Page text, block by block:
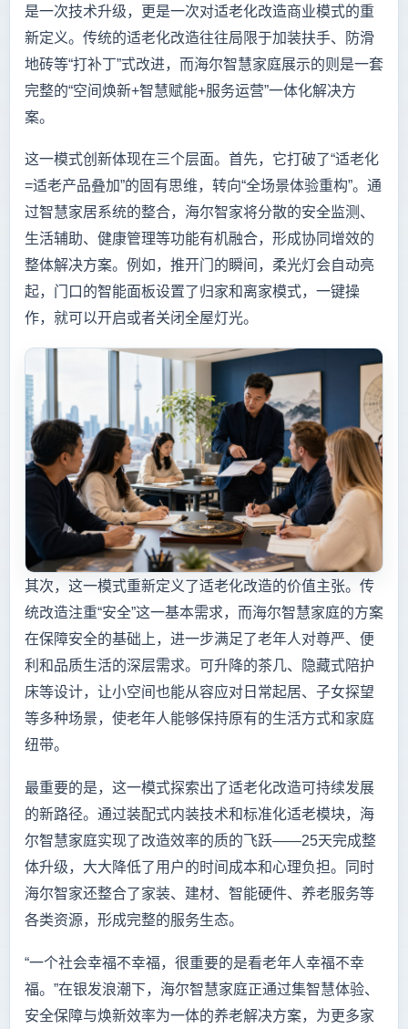
是一次技术升级，更是一次对适老化改造商业模式的重
新定义。传统的适老化改造往往局限于加装扶手、防滑
地砖等“打补丁”式改进，而海尔智慧家庭展示的则是一套
完整的“空间焕新+智慧赋能+服务运营”一体化解决方
案。
这一模式创新体现在三个层面。首先，它打破了“适老化
=适老产品叠加”的固有思维，转向“全场景体验重构”。通
过智慧家居系统的整合，海尔智家将分散的安全监测、
生活辅助、健康管理等功能有机融合，形成协同增效的
整体解决方案。例如，推开门的瞬间，柔光灯会自动亮
起，门口的智能面板设置了归家和离家模式，一键操
作，就可以开启或者关闭全屋灯光。
其次，这一模式重新定义了适老化改造的价值主张。传
统改造注重“安全”这一基本需求，而海尔智慧家庭的方案
在保障安全的基础上，进一步满足了老年人对尊严、便
利和品质生活的深层需求。可升降的茶几、隐藏式陪护
床等设计，让小空间也能从容应对日常起居、子女探望
等多种场景，使老年人能够保持原有的生活方式和家庭
纽带。
最重要的是，这一模式探索出了适老化改造可持续发展
的新路径。通过装配式内装技术和标准化适老模块，海
尔智慧家庭实现了改造效率的质的飞跃——25天完成整
体升级，大大降低了用户的时间成本和心理负担。同时
海尔智家还整合了家装、建材、智能硬件、养老服务等
各类资源，形成完整的服务生态。
“一个社会幸福不幸福，很重要的是看老年人幸福不幸
福。”在银发浪潮下，海尔智慧家庭正通过集智慧体验、
安全保障与焕新效率为一体的养老解决方案，为更多家